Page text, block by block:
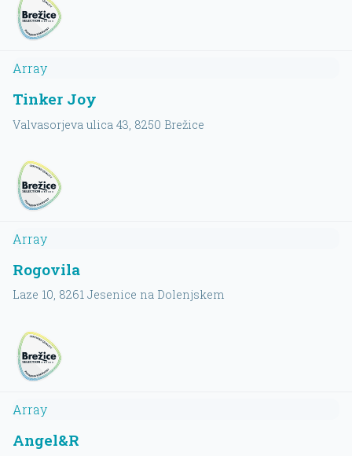
Array
Tinker Joy
Valvasorjeva ulica 43 , 8250 Brežice
Array
Rogovila
Laze 10, 8261 Jesenice na Dolenjskem
Array
Angel&R